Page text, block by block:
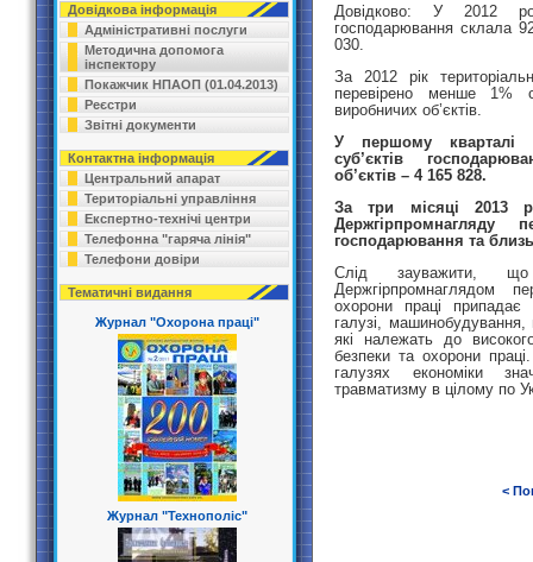
Довідкова інформація
Адміністративні послуги
Методична допомога
інспектору
Покажчик НПАОП (01.04.2013)
Реєстри
Звітні документи
Контактна інформація
Центральний апарат
Територіальні управління
Експертно-технічі центри
Телефонна "гаряча лінія"
Телефони довіри
Тематичні видання
Журнал "Охорона праці"
Журнал "Технополіс"
Довідково: У 2012
господарювання склала
030.
За 2012 рік
перевірено менше 1%
виробничих об’єктів.
У першому кварталі
суб’єктів
об’єктів – 4 165 828.
За три місяці 2013
Держгірпромнагляду
господарювання та
Слід зауважити, що
Держгірпромнаглядом
охорони праці припадає
галузі, машинобудування,
які належать до
безпеки та охорони
галузях економіки
травматизму в цілому по
<